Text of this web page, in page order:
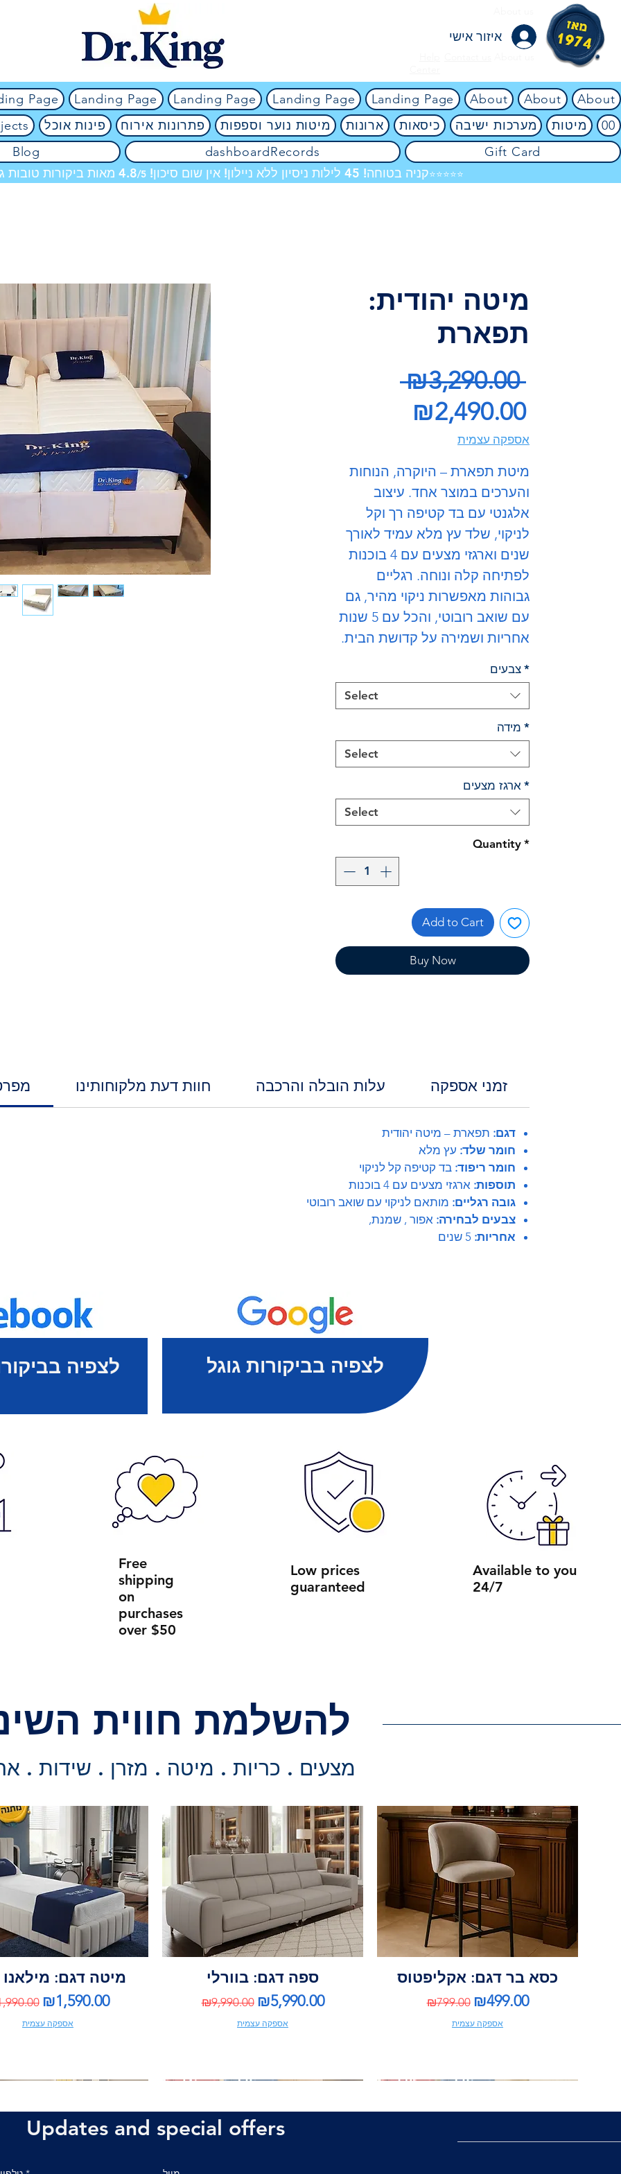
איזור אישי
About
About
About
Landing Page
Landing Page
Landing Page
Landing Page
Page
00
מיטות מערכות ישיבה כיסאות ארונות מיטות נוער וספפות פתרונות אירוח פינות אוכל
Gift Card
dashboardRecords
Blog
⭐⭐⭐⭐⭐קניה בטוחה! 45 לילות ניסיון ללא ניילון! אין שום סיכון! 4.8 /5 מאות ביקורות טובות
מיטה יהודית:
תפארת
₪3,290.00 Regular
Price
₪2,490.00Sale
Priceאספקה עצמית
מיטת תפארת – היוקרה, הנוחות
והערכים במוצר אחד. עיצוב
אלגנטי עם בד קטיפה רך וקל
לניקוי, שלד עץ מלא עמיד לאורך
שנים וארגזי מצעים עם 4 בוכנות
לפתיחה קלה ונוחה. רגליים
גבוהות מאפשרות ניקוי מהיר, גם
עם שואב רובוטי, והכל עם 5 שנות
אחריות ושמירה על קדושת הבית.
צבעים *
Select
מידה *
Select
ארגז מצעים *
Select
Quantity *
Add to Cart
Buy Now
חוות דעת מלקוחותינו עלות הובלה והרכבה זמני אספקה
דגם: תפארת – מיטה יהודית
חומר שלד: עץ מלא
חומר ריפוד: בד קטיפה קל לניקוי
תוספות: ארגזי מצעים עם 4 בוכנות
גובה רגליים: מותאם לניקוי עם שואב רובוטי
צבעים לבחירה: אפור , שמנת,
אחריות:
לצפיה לצפיה בביקורות גוגל
Free
shipping
on
purchases
over $50
Low prices
guaranteed
Available to you
24/7
להשלמת חווית
מצעים . כריות . מיטה . מזרן . שידות .
מיטה דגם: מילאנו
Price
Sale Price
₪1,590.00
אספקה עצמית
ספה דגם: בוורלי
Regular Price
₪9,990.00 Sale Price
₪5,990.00
אספקה עצמית
כסא בר דגם: אקליפטוס
Regular Price
₪799.00 Sale Price
₪499.00
אספקה עצמית
Updates and special offers